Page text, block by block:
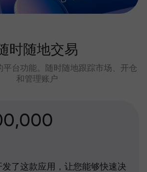
时随地交易
平台功能。随时随地跟踪市场、开仓
和管理账户
发了这款应用，让您能够快速决